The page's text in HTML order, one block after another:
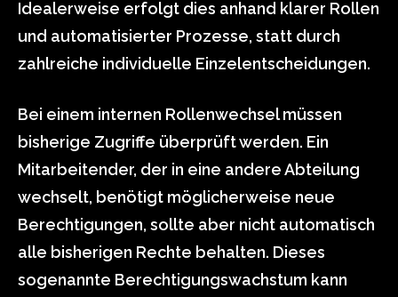
Idealerweise erfolgt dies anhand klarer Rollen
und automatisierter Prozesse, statt durch
zahlreiche individuelle Einzelentscheidungen.
Bei einem internen Rollenwechsel müssen
bisherige Zugriffe überprüft werden. Ein
Mitarbeitender, der in eine andere Abteilung
wechselt, benötigt möglicherweise neue
Berechtigungen, sollte aber nicht automatisch
alle bisherigen Rechte behalten. Dieses
sogenannte Berechtigungswachstum kann